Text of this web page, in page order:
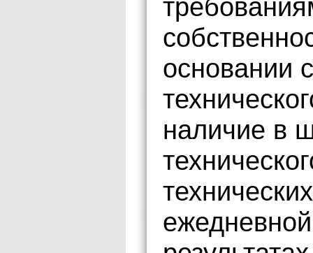
основании
наличие в